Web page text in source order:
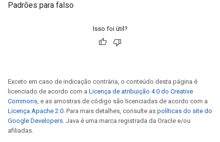
Padrões para falso
Isso foi útil?
Exceto em caso de indicação contrária, o conteúdo desta página é
licenciado de acordo com a Licença de atribuição 4.0 do Creative
Commons, e as amostras de código são licenciadas de acordo com a
Licença Apache 2.0. Para mais detalhes, consulte as políticas do site do
Google Developers. Java é uma marca registrada da Oracle e/ou
afiliadas.